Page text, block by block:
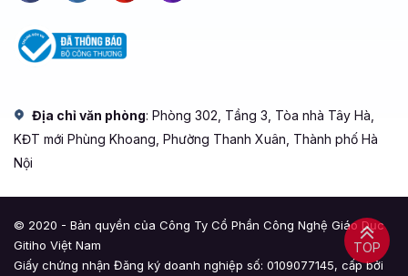
TOP
Địa chỉ văn phòng: Phòng 302, Tầng 3, Tòa nhà Tây Hà,
KĐT mới Phùng Khoang, Phường Thanh Xuân, Thành phố Hà
Nội
© 2020 - Bản quyền của Công Ty Cổ Phần Công Nghệ Giáo Dục
Gitiho Việt Nam
Giấy chứng nhận Đăng ký doanh nghiệp số: 0109077145, cấp bởi